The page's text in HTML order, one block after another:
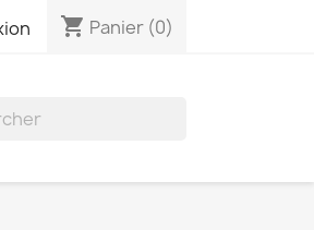
shopping_cart Panier (0)